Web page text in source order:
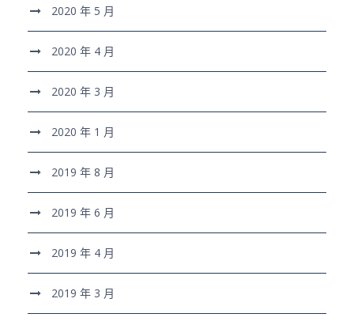
2020 年 5 月
2020 年 4 月
2020 年 3 月
2020 年 1 月
2019 年 8 月
2019 年 6 月
2019 年 4 月
2019 年 3 月